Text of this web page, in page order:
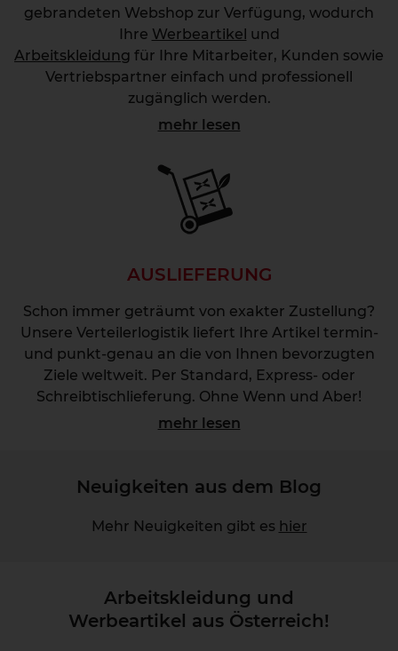
gebrandeten Webshop zur Verfügung, wodurch
Ihre Werbeartikel und
Arbeitskleidung für Ihre Mitarbeiter, Kunden sowie
Vertriebspartner einfach und professionell
zugänglich werden.
mehr lesen
AUSLIEFERUNG
Schon immer geträumt von exakter Zustellung?
Unsere Verteilerlogistik liefert Ihre Artikel termin-
und punkt-genau an die von Ihnen bevorzugten
Ziele weltweit. Per Standard, Express- oder
Schreibtischlieferung. Ohne Wenn und Aber!
mehr lesen
Neuigkeiten aus dem Blog
Mehr Neuigkeiten gibt es hier
Arbeitskleidung und
Werbeartikel aus Österreich!